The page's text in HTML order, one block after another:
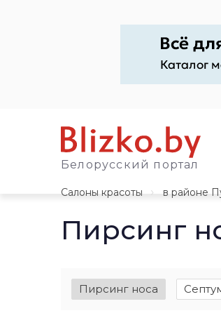
Белорусский портал
Салоны красоты
в районе
Пирсинг
Пирсинг носа